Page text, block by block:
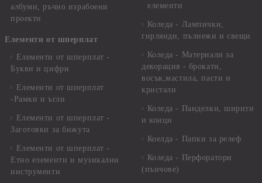
албуми, ръчно израбоени
проекти
Елементи от шперплат
Елементи от шперплат -
Букви и цифри
Елементи от шперплат
-Рамки и ъгли
Елементи от шперплат -
Заготовки за бижута
Елементи от шперплат -
Етно елементи и музикални
инструменти
елементи
Коледа - Лампички,
гирлянди, пълнежи и свещи
Коледа - Материали за
декорация - брокати,
восък,мастила, пасти и
кристали
Коледа - Панделки, ширити
и конци
Коелда - Папки за релеф
Коледа - Перфоратори
(пънчове)